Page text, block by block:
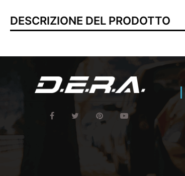
DESCRIZIONE DEL PRODOTTO